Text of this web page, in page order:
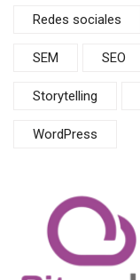
Redes sociales
SEM SEO
Storytelling
WordPress